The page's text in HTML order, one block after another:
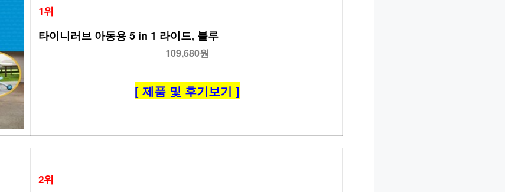
1위
타이니러브 아동용 5 in 1 라이드, 블루
109,680원
[ 제품 및 후기보기 ]
2위